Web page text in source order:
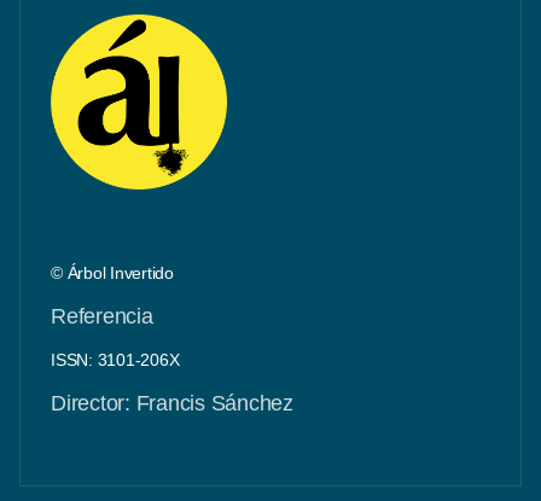
© Árbol Invertido
Referencia
ISSN: 3101-206X
Director: Francis Sánchez